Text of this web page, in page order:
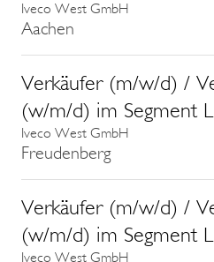
Iveco West GmbH
Aachen
Verkäufer (m/w/d) /
(w/m/d) im Segment
Iveco West GmbH
Freudenberg
Verkäufer (m/w/d) /
(w/m/d) im Segment
Iveco West GmbH